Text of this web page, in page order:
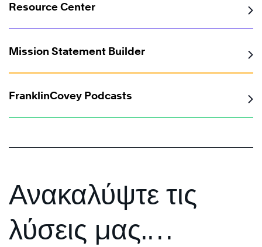
Resource Center
Mission Statement Builder
FranklinCovey Podcasts
Ανακαλύψτε τις
λύσεις μας.